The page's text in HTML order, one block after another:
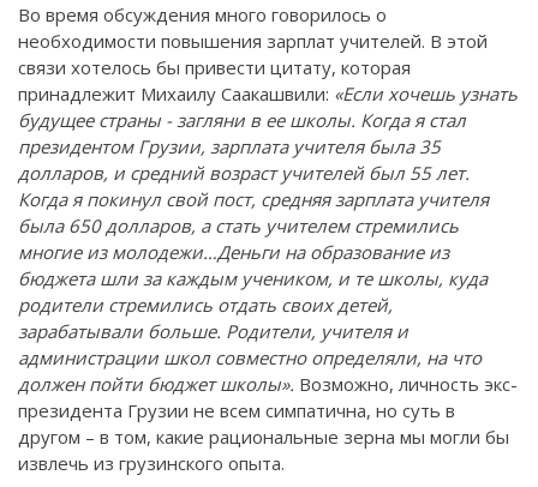
Во время обсуждения много говорилось о
необходимости повышения зарплат учителей. В этой
связи хотелось бы привести цитату, которая
принадлежит Михаилу Саакашвили: «Если хочешь узнать
будущее страны - загляни в ее школы. Когда я стал
президентом Грузии, зарплата учителя была 35
долларов, и средний возраст учителей был 55 лет.
Когда я покинул свой пост, средняя зарплата учителя
была 650 долларов, а стать учителем стремились
многие из молодежи…Деньги на образование из
бюджета шли за каждым учеником, и те школы, куда
родители стремились отдать своих детей,
зарабатывали больше. Родители, учителя и
администрации школ совместно определяли, на что
должен пойти бюджет школы». Возможно, личность экс-
президента Грузии не всем симпатична, но суть в
другом – в том, какие рациональные зерна мы могли бы
извлечь из грузинского опыта.